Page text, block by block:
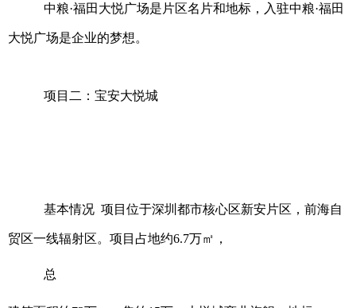
中粮·福田大悦广场是片区名片和地标，入驻中粮·福田
大悦广场是企业的梦想。
项目二：宝安大悦城
基本情况 项目位于深圳都市核心区新安片区，前海自
贸区一线辐射区。项目占地约6.7万㎡，
总